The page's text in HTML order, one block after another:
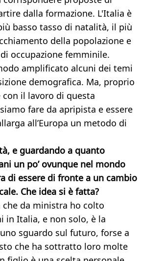
dalla formazione. L'Italia è
basso tasso di natalità, il più
della popolazione e
occupazione femminile.
amplificato alcuni dei temi
demografica. Ma, proprio
il lavoro di questa
fare da apripista e essere
all’Europa un metodo di
e guardando a quanto
un po’ ovunque nel mondo
di essere di fronte a un cambio
Che idea si è fatta?
che da ministra ho colto
in Italia, e non solo, è la
sguardo sul futuro, forse a
che ha sottratto loro molte